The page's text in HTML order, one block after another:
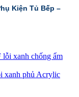
Kiện Tủ Bếp –
xanh chống ẩm
xanh phủ Acrylic